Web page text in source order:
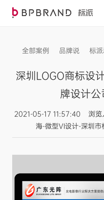
全部案例 品牌说 标
深圳LOGO商标设
牌设计
2021-05-17 11:57:40 浏
海-微型VI设计-深圳